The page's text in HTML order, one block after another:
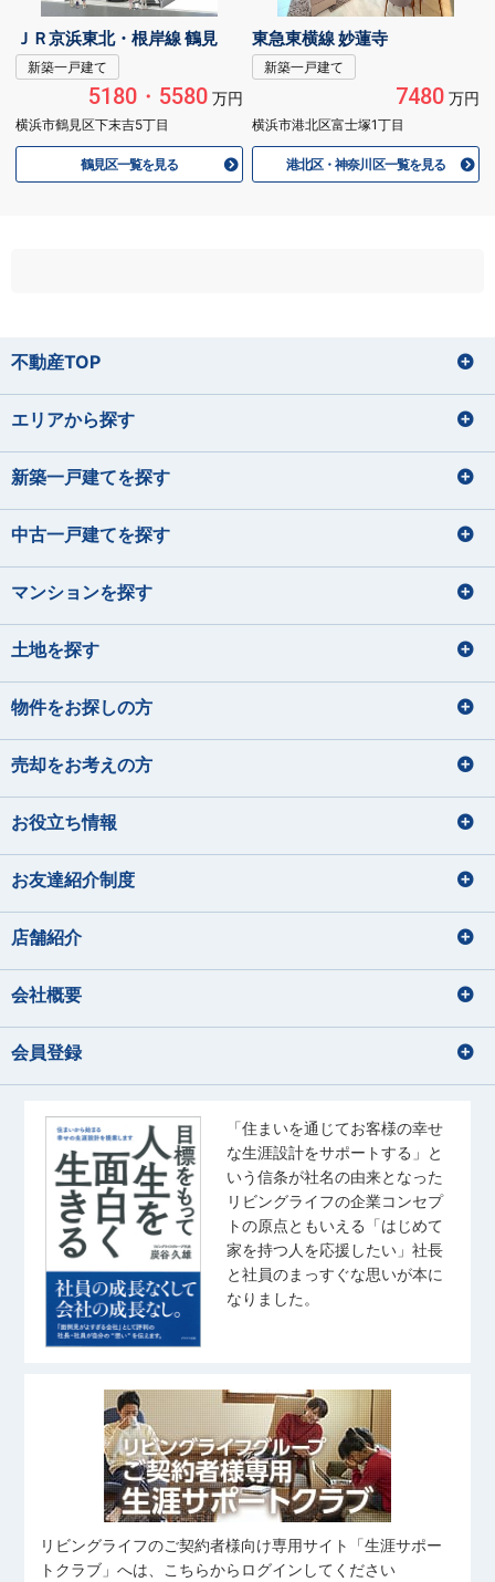
ＪＲ京浜東北・根岸線 鶴見
新築一戸建て
5180・5580万円
横浜市鶴見区下末吉5丁目
鶴見区一覧を見る
東急東横線 妙蓮寺
新築一戸建て
7480万円
横浜市港北区富士塚1丁目
港北区・神奈川区一覧を見る
不動産TOP
エリアから探す
新築一戸建てを探す
中古一戸建てを探す
マンションを探す
土地を探す
物件をお探しの方
売却をお考えの方
お役立ち情報
お友達紹介制度
店舗紹介
会社概要
会員登録
「住まいを通じてお客様の幸せ
な生涯設計をサポートする」と
いう信条が社名の由来となった
リビングライフの企業コンセプ
トの原点ともいえる「はじめて
家を持つ人を応援したい」社長
と社員のまっすぐな思いが本に
なりました。
リビングライフのご契約者様向け専用サイト「生涯サポー
トクラブ」へは、こちらからログインしてください